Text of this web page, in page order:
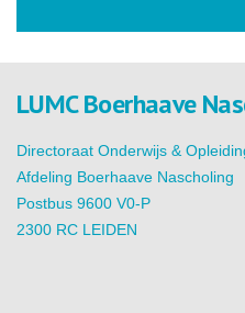
LUMC Boerhaave
Directoraat Onderwijs &
Afdeling Boerhaave Nascholing
Postbus 9600 V0-P
2300 RC LEIDEN